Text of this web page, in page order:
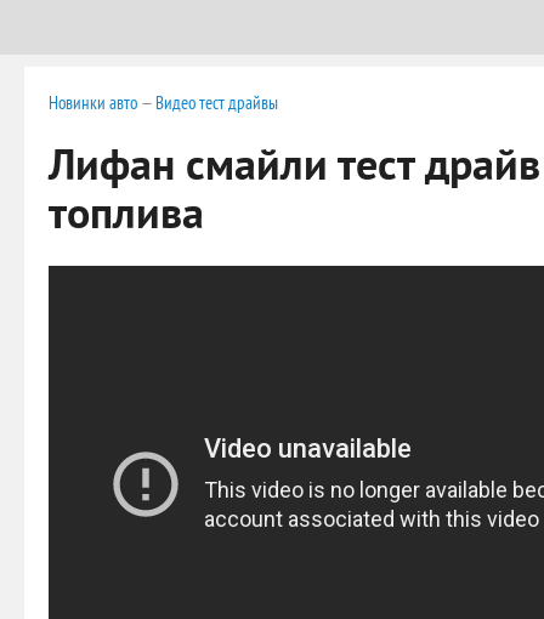
Новинки авто — Видео тест драйвы
Лифан смайли тест
топлива